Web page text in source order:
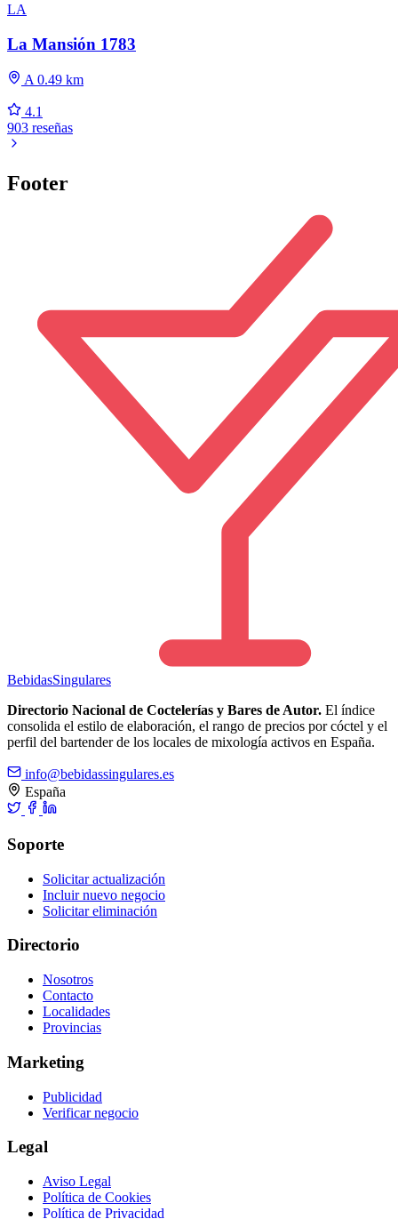
LA
La Mansión 1783
A 0.49 km
4.1
903 reseñas
Footer
BebidasSingulares
Directorio Nacional de Coctelerías y Bares de Autor. El índice
consolida el estilo de elaboración, el rango de precios por cóctel y el
perfil del bartender de los locales de mixología activos en España.
info@bebidassingulares.es
España
Soporte
Solicitar actualización
Incluir nuevo negocio
Solicitar eliminación
Directorio
Nosotros
Contacto
Localidades
Provincias
Marketing
Publicidad
Verificar negocio
Legal
Aviso Legal
Política de Cookies
Política de Privacidad